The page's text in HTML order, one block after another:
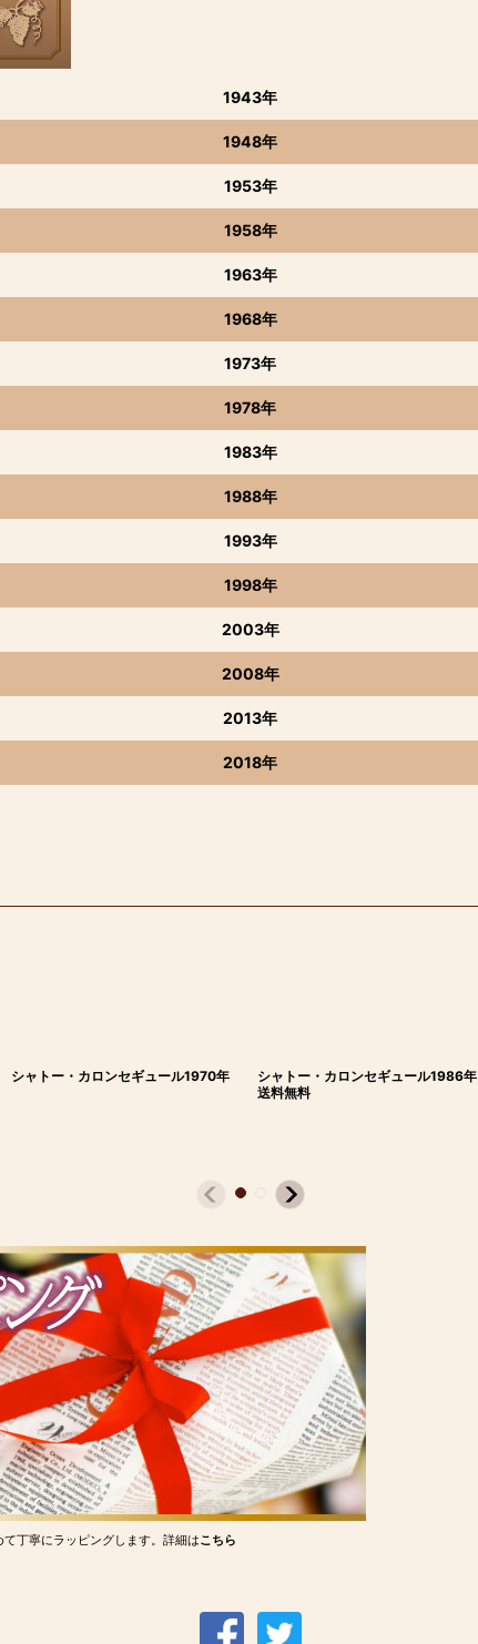
1943年
1948年
1953年
1958年
1963年
1968年
1973年
1978年
1983年
1988年
1993年
1998年
2003年
2008年
2013年
2018年
シャトー・カロンセギュール1970年
シャトー・カロンセギュール1986年
送料無料
丁寧にラッピングします。詳細はこちら